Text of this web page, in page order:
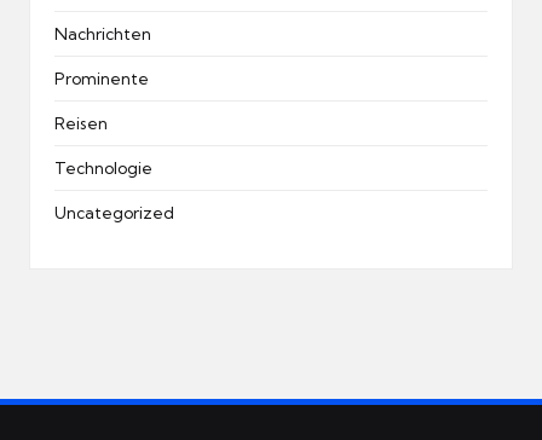
Nachrichten
Prominente
Reisen
Technologie
Uncategorized